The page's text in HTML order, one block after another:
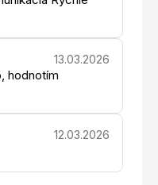
13.03.2026
hodnotím
12.03.2026